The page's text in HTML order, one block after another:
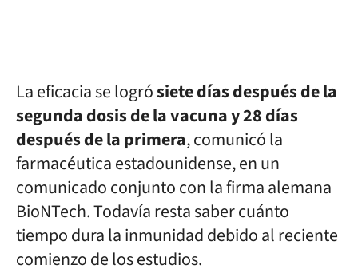
La eficacia se logrósiete días después de la
segunda dosis de la vacuna y 28 días
después de la primera, comunicó la
farmacéutica estadounidense, en un
comunicado conjunto con la firma alemana
BioNTech. Todavía resta saber cuánto
tiempo dura la inmunidad debido al reciente
comienzo de los estudios.